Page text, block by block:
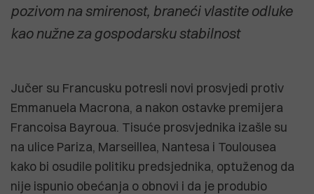
pozivom na smirenost, braneći vlastite odluke
kao nužne za gospodarsku stabilnost
Jučer su Francusku potresli novi prosvjedi protiv
Emmanuela Macrona, a nakon ostavke premijera
Francoisa Bayroua. Tisuće prosvjednika izašle su
na ulice Pariza, Marseillea, Nantesa i Toulousea
kako bi osudile politiku predsjednika, optuženog da
nije ispunio obećanja o obnovi i da je produbio